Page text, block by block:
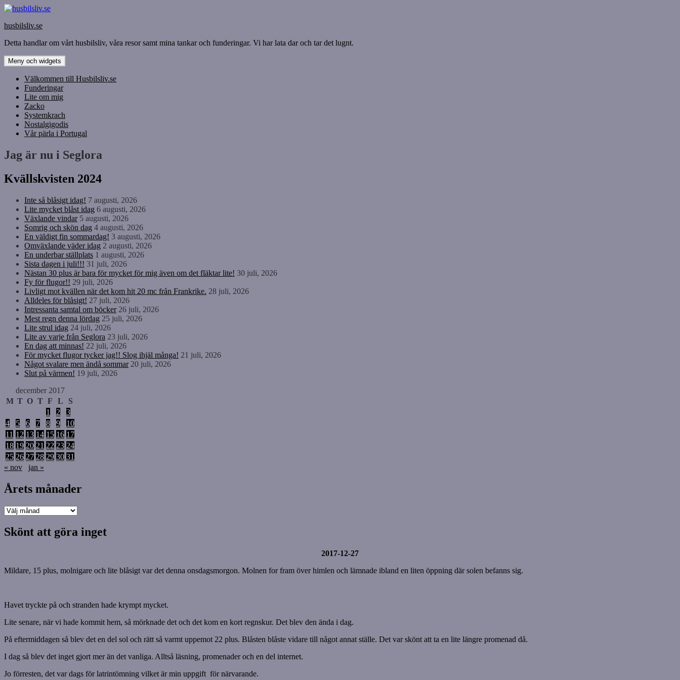
Hoppa
innehåll
husbilsliv.se
Detta handlar om vårt husbilsliv, våra resor samt mina tankar och funderingar. Vi har lata dar och tar det lugnt.
Meny och widgets
Välkommen till Husbilsliv.se
Funderingar
Lite om mig
Zacko
Systemkrach
Nostalgigodis
Vår pärla i Portugal
Jag är nu i Seglora
Kvällskvisten 2024
Inte så blåsigt idag! 7 augusti, 2026
Lite mycket blåst idag 6 augusti, 2026
Växlande vindar 5 augusti, 2026
Somrig och skön dag 4 augusti, 2026
En väldigt fin sommardag! 3 augusti, 2026
Omväxlande väder idag 2 augusti, 2026
En underbar ställplats 1 augusti, 2026
Sista dagen i juli!!! 31 juli, 2026
Nästan 30 plus är bara för mycket för mig även om det fläktar lite! 30 juli, 2026
Fy för flugor!! 29 juli, 2026
Livligt mot kvällen när det kom hit 20 mc från Frankrike. 28 juli, 2026
Alldeles för blåsigt! 27 juli, 2026
Intressanta samtal om böcker 26 juli, 2026
Mest regn denna lördag 25 juli, 2026
Lite strul idag 24 juli, 2026
Lite av varje från Seglora 23 juli, 2026
En dag att minnas! 22 juli, 2026
För mycket flugor tycker jag!! Slog ihjäl många! 21 juli, 2026
Något svalare men ändå sommar 20 juli, 2026
Slut på värmen! 19 juli, 2026
december 2017
M T O T F L
S
1
2
3
4
5 6 7 8 9
10
11 12 13 14 15 16 17
18 19 20 21 22 23 24
25 26 27 28 29 30 31
« nov
jan »
Årets månader
Årets
Skönt att göra inget
2017-12-27
Mildare, 15 plus, molnigare och lite blåsigt var det denna onsdagsmorgon. Molnen for fram över himlen och lämnade ibland en liten öppning där solen befanns sig.
Havet tryckte på och stranden hade krympt mycket.
Lite senare, när vi hade kommit hem, så mörknade det och det kom en kort regnskur. Det blev den ända i dag.
På eftermiddagen så blev det en del sol och rätt så varmt uppemot 22 plus. Blåsten blåste vidare till något annat ställe. Det var skönt att ta en lite längre promenad då.
I dag så blev det inget gjort mer än det vanliga. Alltså läsning, promenader och en del internet.
Jo förresten, det var dags för latrintömning vilket är min uppgift för närvarande.